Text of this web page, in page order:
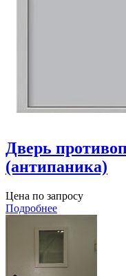
Дверь
(антипаника)
Цена по запросу
Подробнее